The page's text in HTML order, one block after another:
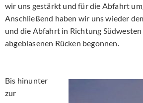
wir uns gestärkt und für die Abfahrt
Anschließend haben wir uns wieder
und die Abfahrt in Richtung
abgeblasenen Rücken begonnen.
Bis hinunter
zur